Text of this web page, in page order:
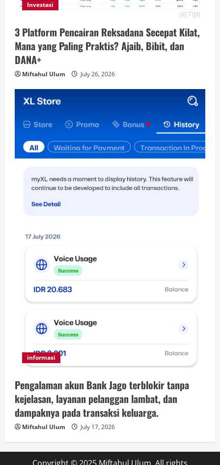
Investasi
3 Platform Pencairan Reksadana Secepat Kilat,
Mana yang Paling Praktis? Ajaib, Bibit, dan
DANA+
Miftahul Ulum July 26, 2026
informasi
Pengalaman akun Bank Jago terblokir tanpa
kejelasan, layanan pelanggan lambat, dan
dampaknya pada transaksi keluarga.
Miftahul Ulum July 17, 2026
Copyright © 2025 Miftahul Ulum. All rights